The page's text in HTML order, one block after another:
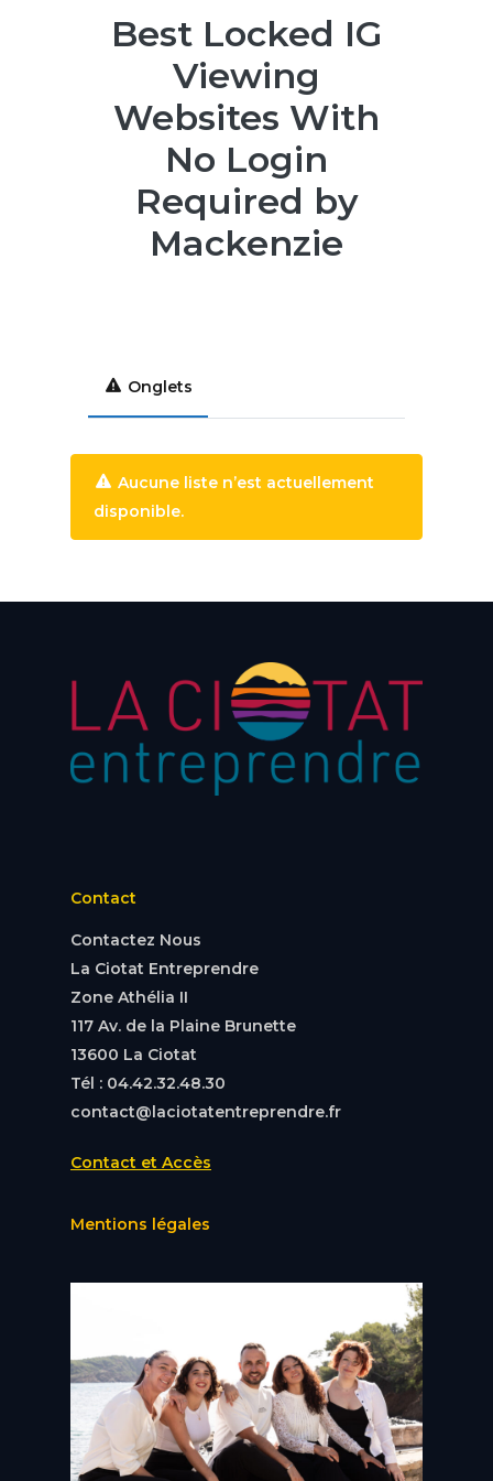
Best Locked IG
Viewing
Websites With
No Login
Required by
Mackenzie
Onglets
Aucune liste n’est actuellement
disponible.
Contact
Contactez Nous
La Ciotat Entreprendre
Zone Athélia II
117 Av. de la Plaine Brunette
13600 La Ciotat
Tél : 04.42.32.48.30
contact@laciotatentreprendre.fr
Contact et Accès
Mentions légales